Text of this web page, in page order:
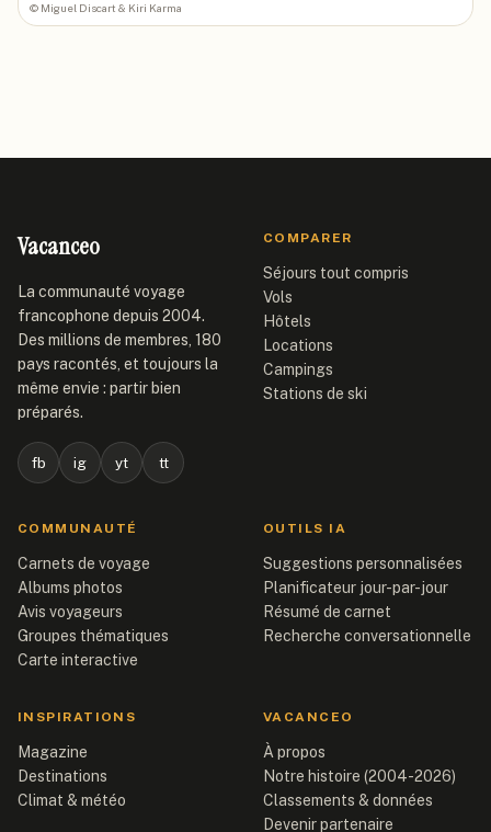
© Miguel Discart & Kiri Karma
Vacanceo
La communauté voyage
francophone depuis 2004.
Des millions de membres, 180
pays racontés, et toujours la
même envie : partir bien
préparés.
fb ig yt tt
COMPARER
Séjours tout compris
Vols
Hôtels
Locations
Campings
Stations de ski
COMMUNAUTÉ
Carnets de voyage
Albums photos
Avis voyageurs
Groupes thématiques
Carte interactive
OUTILS IA
Suggestions personnalisées
Planificateur jour-par-jour
Résumé de carnet
Recherche conversationnelle
INSPIRATIONS
Magazine
Destinations
Climat & météo
VACANCEO
À propos
Notre histoire (2004-2026)
Classements & données
Devenir partenaire